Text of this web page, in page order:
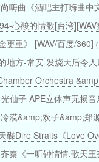
嗨曲《酒吧主打嗨曲中
心酸的情歌[台湾][WAV
更重》 [WAV/百度/360]
-常安 发烧天后令人屏息期待的超越
&amp; Joseph Swensen - Sibelius Theatre
仙子 APE立体声无损音
漠&amp;欢子&amp;郑
Dire Straits《Love Over
一听钟情情.歌天王齐秦30周年纪念